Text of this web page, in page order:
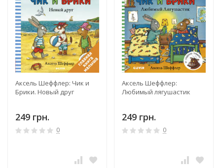
Аксель Шеффлер: Чик и
Брики. Новый друг
249 грн.
0
Аксель Шеффлер:
Любимый лягушастик
249 грн.
0